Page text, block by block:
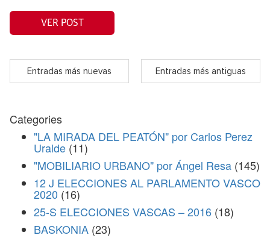
VER POST
Entradas más nuevas Entradas más antiguas
Categories
"LA MIRADA DEL PEATÓN" por Carlos Perez
Uralde (11)
"MOBILIARIO URBANO" por Ángel Resa (145)
12 J ELECCIONES AL PARLAMENTO VASCO
2020 (16)
25-S ELECCIONES VASCAS – 2016 (18)
BASKONIA (23)